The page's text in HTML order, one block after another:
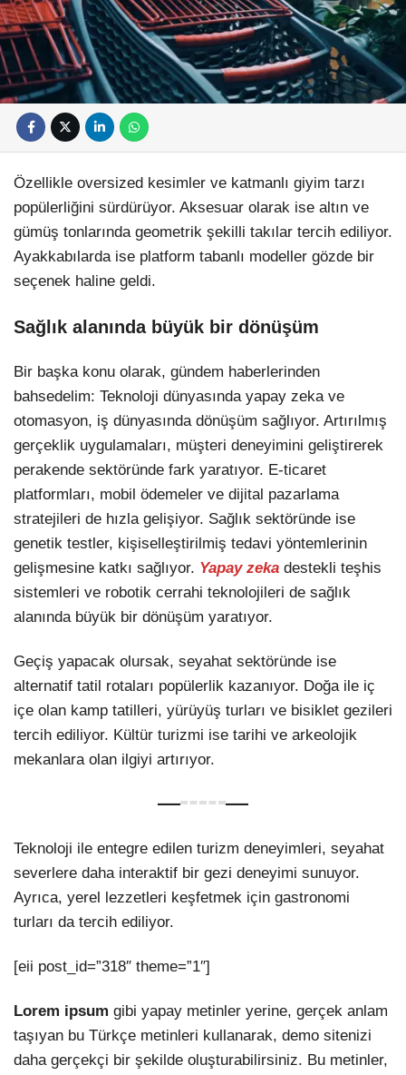
Özellikle oversized kesimler ve katmanlı giyim tarzı
popülerliğini sürdürüyor. Aksesuar olarak ise altın ve
gümüş tonlarında geometrik şekilli takılar tercih ediliyor.
Ayakkabılarda ise platform tabanlı modeller gözde bir
seçenek haline geldi.
Sağlık alanında büyük bir dönüşüm
Bir başka konu olarak, gündem haberlerinden
bahsedelim: Teknoloji dünyasında yapay zeka ve
otomasyon, iş dünyasında dönüşüm sağlıyor. Artırılmış
gerçeklik uygulamaları, müşteri deneyimini geliştirerek
perakende sektöründe fark yaratıyor. E-ticaret
platformları, mobil ödemeler ve dijital pazarlama
stratejileri de hızla gelişiyor. Sağlık sektöründe ise
genetik testler, kişiselleştirilmiş tedavi yöntemlerinin
gelişmesine katkı sağlıyor. Yapay zeka destekli teşhis
sistemleri ve robotik cerrahi teknolojileri de sağlık
alanında büyük bir dönüşüm yaratıyor.
Geçiş yapacak olursak, seyahat sektöründe ise
alternatif tatil rotaları popülerlik kazanıyor. Doğa ile iç
içe olan kamp tatilleri, yürüyüş turları ve bisiklet gezileri
tercih ediliyor. Kültür turizmi ise tarihi ve arkeolojik
mekanlara olan ilgiyi artırıyor.
Teknoloji ile entegre edilen turizm deneyimleri, seyahat
severlere daha interaktif bir gezi deneyimi sunuyor.
Ayrıca, yerel lezzetleri keşfetmek için gastronomi
turları da tercih ediliyor.
[eii post_id=”318″ theme=”1″]
Lorem ipsum gibi yapay metinler yerine, gerçek anlam
taşıyan bu Türkçe metinleri kullanarak, demo sitenizi
daha gerçekçi bir şekilde oluşturabilirsiniz. Bu metinler,